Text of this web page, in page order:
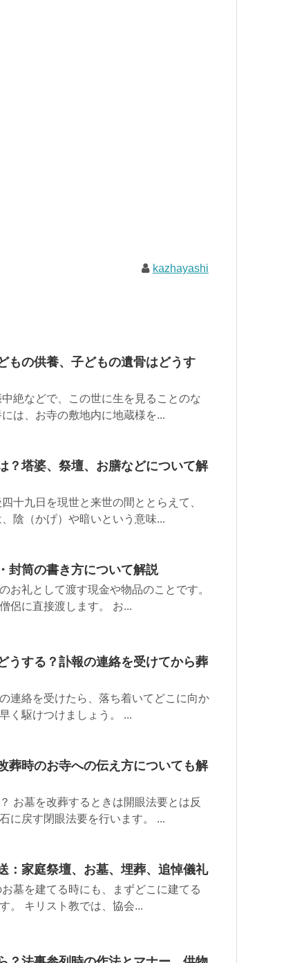
kazhayashi
もの供養、子どもの遺骨はどうす
絶などで、この世に生を見ることのな
は、お寺の敷地内に地蔵様を...
？塔婆、祭壇、お膳などについて解
十九日を現世と来世の間ととらえて、
陰（かげ）や暗いという意味...
封筒の書き方について解説
お礼として渡す現金や物品のことです。
侶に直接渡します。 お...
うする？訃報の連絡を受けてから葬
連絡を受けたら、落ち着いてどこに向か
く駆けつけましょう。 ...
葬時のお寺への伝え方についても解
お墓を改葬するときは開眼法要とは反
に戻す閉眼法要を行います。 ...
：家庭祭壇、お墓、埋葬、追悼儀礼
墓を建てる時にも、まずどこに建てる
。 キリスト教では、協会...